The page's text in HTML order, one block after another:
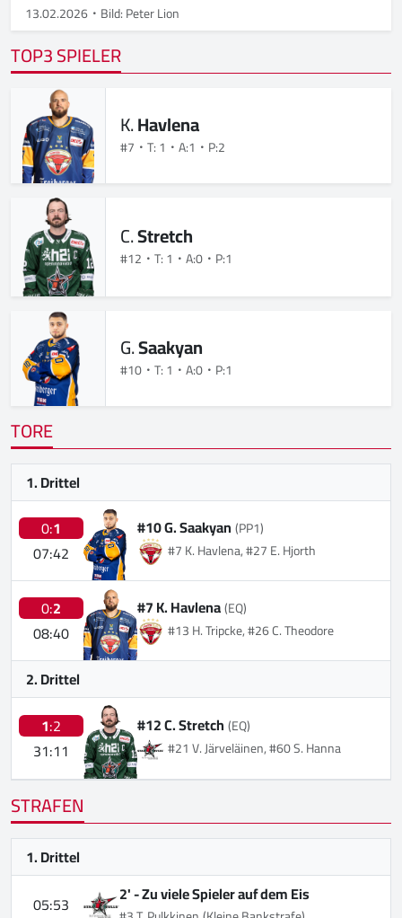
13.02.2026 Bild: Peter Lion
TOP3 SPIELER
K.Havlena
#7 T: 1 A:1 P:2
C.Stretch
#12 T: 1 A:0 P:1
G.Saakyan
#10 T: 1 A:0 P:1
TORE
1. Drittel
0:1
07:42
#10 G. Saakyan(PP1)
#7 K. Havlena, #27 E. Hjorth
0:2
08:40
#7 K. Havlena(EQ)
#13 H. Tripcke, #26 C. Theodore
2. Drittel
1:2
31:11
#12 C. Stretch(EQ)
#21 V. Järveläinen, #60 S. Hanna
STRAFEN
1. Drittel
05:53
2' -Zu viele Spieler auf dem Eis